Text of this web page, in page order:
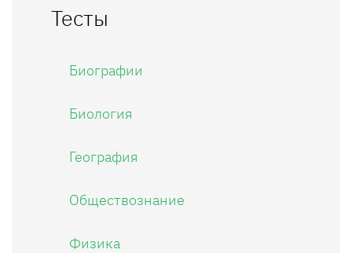
Тесты
Биографии
Биология
География
Обществознание
Физика